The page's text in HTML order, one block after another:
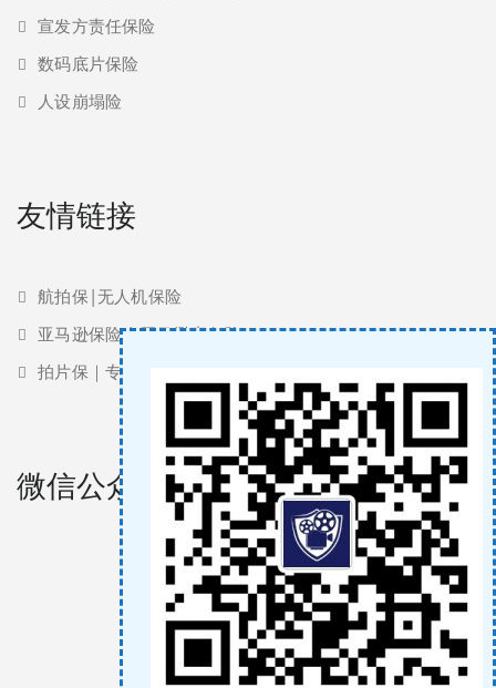
宣发方责任保险
数码底片保险
人设崩塌险
友情链接
航拍保|无人机保险
亚马逊保险 | 亚马逊责任险
拍片保｜专业影视保险服务商
微信公众号